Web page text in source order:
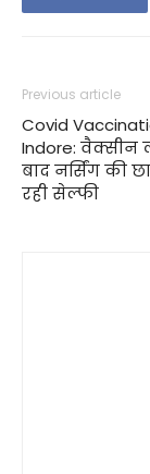
Previous article
Covid
Indore:
बाद नर्सिंग की
रही सेल्फी